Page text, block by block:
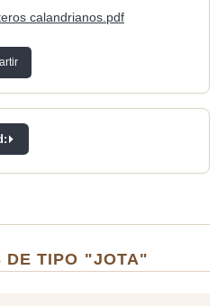
calandrianos.pdf
DE TIPO "JOTA"